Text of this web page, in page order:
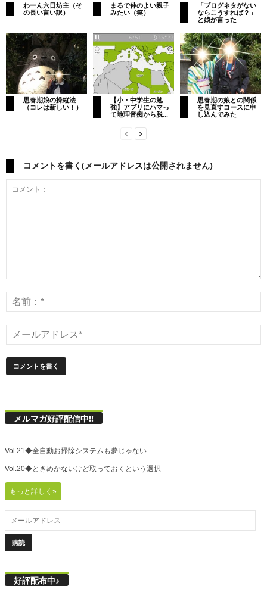
わーん六日坊主（そ
の長い言い訳）
まるで仲のよい親子
みたい（笑）
「ブログネタがない
ならこうすれば？」
と娘が言った
思春期娘の操縦法
（コレは新しい！）
【小・中学生の勉
強】アプリにハマっ
て地理音痴から脱...
思春期の娘との関係
を見直すコースに申
し込んでみた
コメントを書く(メールアドレスは公開されません)
メルマガ好評配信中!!
Vol.21◆全自動お掃除システムも夢じゃない
Vol.20◆ときめかないけど取っておくという選択
もっと詳しく»
好評配布中♪